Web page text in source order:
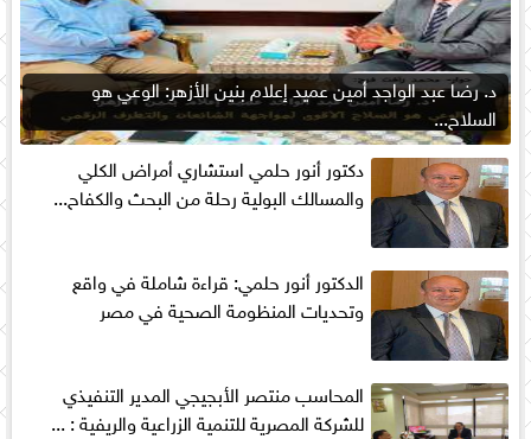
د. رضا عبد الواجد أمين عميد إعلام بنين الأزهر: الوعي هو
السلاح...
دكتور أنور حلمي استشاري أمراض الكلي
والمسالك البولية رحلة من البحث والكفاح...
الدكتور أنور حلمي: قراءة شاملة في واقع
وتحديات المنظومة الصحية في مصر
المحاسب منتصر الأبجيجي المدير التنفيذي
للشركة المصرية للتنمية الزراعية والريفية : ...